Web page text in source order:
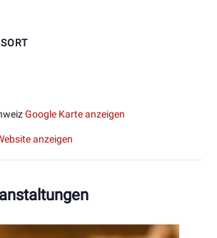
Google Karte anzeigen
anzeigen